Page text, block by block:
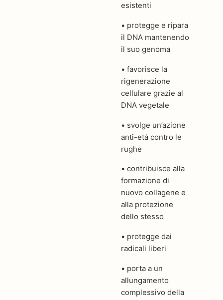
esistenti
• protegge e ripara
il DNA mantenendo
il suo genoma
• favorisce la
rigenerazione
cellulare grazie al
DNA vegetale
• svolge un’azione
anti-età contro le
rughe
• contribuisce alla
formazione di
nuovo collagene e
alla protezione
dello stesso
• protegge dai
radicali liberi
• porta a un
allungamento
complessivo della